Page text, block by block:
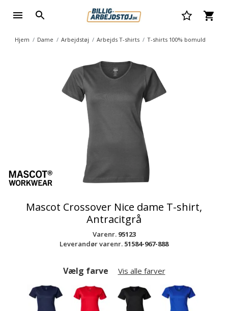
Hjem Dame Arbejdstøj Arbejds T-shirts T-shirts 100% bomuld
Mascot Crossover Nice dame T-shirt,
Antracitgrå
Varenr. 95123
Leverandør varenr. 51584-967-888
Vælg farve Vis alle farver